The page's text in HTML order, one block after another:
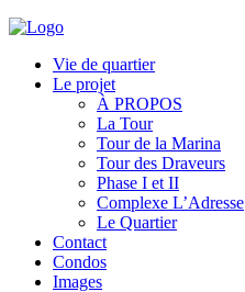
Vie de quartier
Le projet
À PROPOS
La Tour
Tour de la Marina
Tour des Draveurs
Phase I et II
Complexe L’Adresse
Le Quartier
Contact
Condos
Images